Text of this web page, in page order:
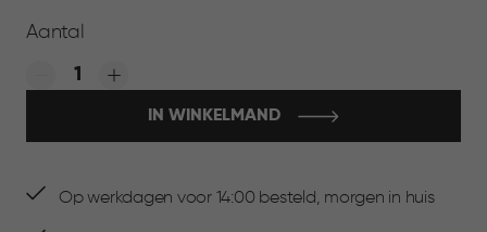
Aantal
Quantity:
IN WINKELMAND
Op werkdagen voor 14:00 besteld, morgen in huis